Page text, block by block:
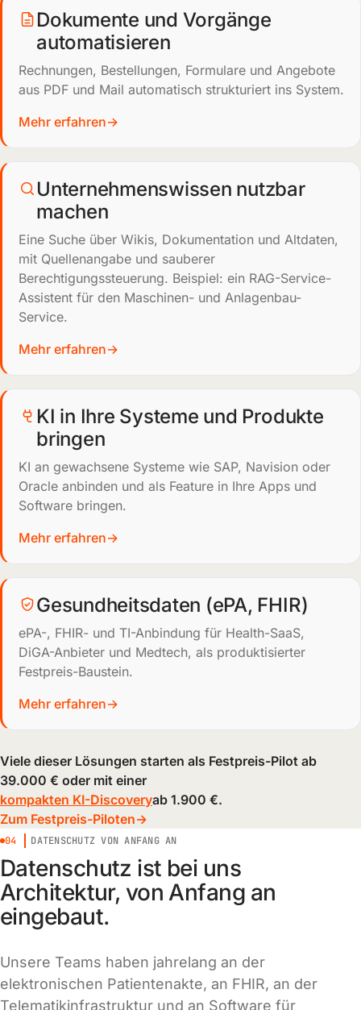
Dokumente und Vorgänge
automatisieren
Rechnungen, Bestellungen, Formulare und Angebote
aus PDF und Mail automatisch strukturiert ins System.
Mehr erfahren
Unternehmenswissen nutzbar
machen
Eine Suche über Wikis, Dokumentation und Altdaten,
mit Quellenangabe und sauberer
Berechtigungssteuerung. Beispiel: ein RAG-Service-
Assistent für den Maschinen- und Anlagenbau-
Service.
Mehr erfahren
KI in Ihre Systeme und Produkte
bringen
KI an gewachsene Systeme wie SAP, Navision oder
Oracle anbinden und als Feature in Ihre Apps und
Software bringen.
Mehr erfahren
Gesundheitsdaten (ePA, FHIR)
ePA-, FHIR- und TI-Anbindung für Health-SaaS,
DiGA-Anbieter und Medtech, als produktisierter
Festpreis-Baustein.
Mehr erfahren
Viele dieser Lösungen starten als Festpreis-Pilot ab
39.000 € oder mit einer
kompakten KI-Discoveryab 1.900 €.
Zum Festpreis-Piloten
04 DATENSCHUTZ VON ANFANG AN
Datenschutz ist bei uns
Architektur, von Anfang an
eingebaut.
Unsere Teams haben jahrelang an der
elektronischen Patientenakte, an FHIR, an der
Telematikinfrastruktur und an Software für